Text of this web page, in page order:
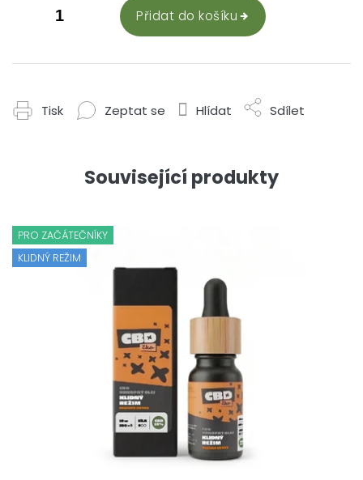
Přidat do košíku
Tisk Zeptat se Hlídat Sdílet
Související produkty
PRO ZAČÁTEČNÍKY
KLIDNÝ REŽIM